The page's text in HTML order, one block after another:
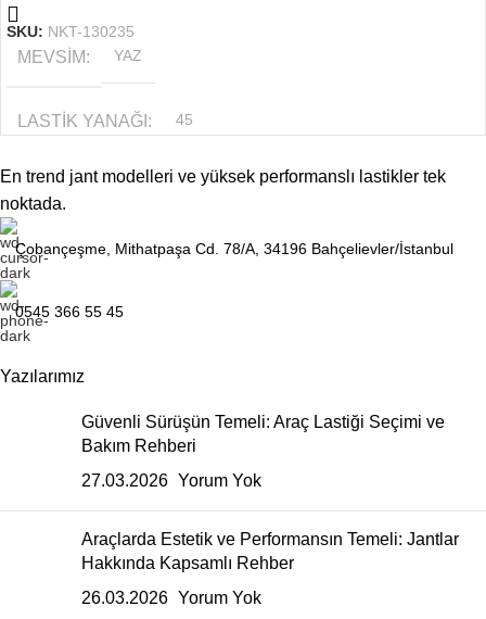
SKU: NKT-130235
MEVSIM YAZ
LASTIK YANAĞI 45
LASTIK TABANI 225
JANT ÖLÇÜSÜ 17
En trend jant modelleri ve yüksek performanslı lastikler tek
noktada.
Çobançeşme, Mithatpaşa Cd. 78/A, 34196 Bahçelievler/İstanbul
0545 366 55 45
Yazılarımız
Güvenli Sürüşün Temeli: Araç Lastiği Seçimi ve
Bakım Rehberi
27.03.2026 Yorum Yok
Araçlarda Estetik ve Performansın Temeli: Jantlar
Hakkında Kapsamlı Rehber
26.03.2026 Yorum Yok